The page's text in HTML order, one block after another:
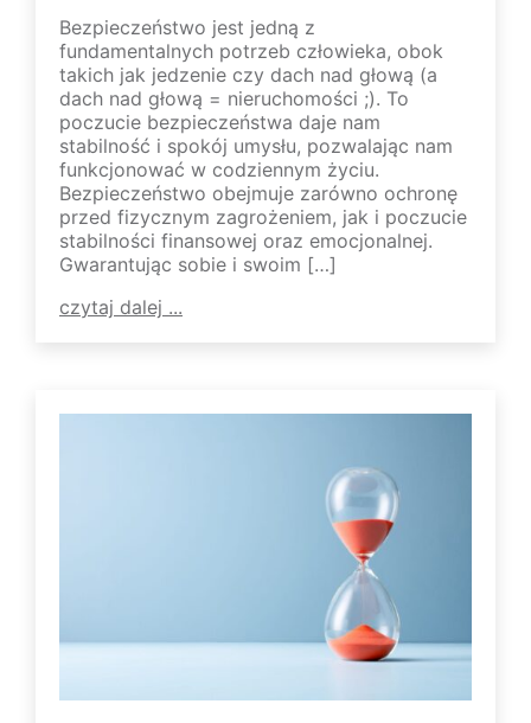
Bezpieczeństwo jest jedną z
fundamentalnych potrzeb człowieka, obok
takich jak jedzenie czy dach nad głową (a
dach nad głową = nieruchomości ;). To
poczucie bezpieczeństwa daje nam
stabilność i spokój umysłu, pozwalając nam
funkcjonować w codziennym życiu.
Bezpieczeństwo obejmuje zarówno ochronę
przed fizycznym zagrożeniem, jak i poczucie
stabilności finansowej oraz emocjonalnej.
Gwarantując sobie i swoim […]
czytaj dalej ...